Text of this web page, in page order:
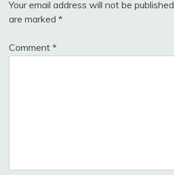
Your email address will not be published.
are marked *
Comment *